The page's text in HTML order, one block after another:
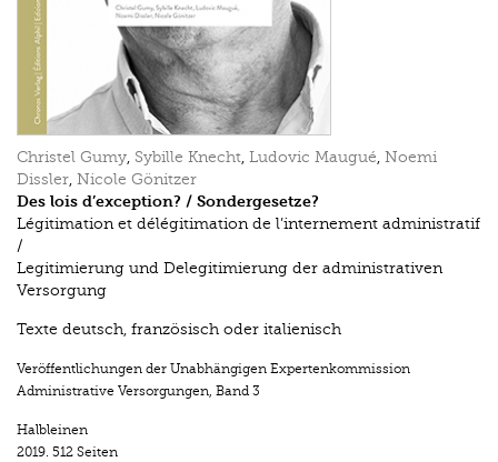
Christel Gumy, Sybille Knecht, Ludovic Maugué, Noemi
Dissler, Nicole Gönitzer
Des lois d’exception? / Sondergesetze?
Légitimation et délégitimation de l’internement administratif
/
Legitimierung und Delegitimierung der administrativen
Versorgung
Texte deutsch, französisch oder italienisch
Veröffentlichungen der Unabhängigen Expertenkommission
Administrative Versorgungen, Band 3
Halbleinen
2019. 512 Seiten